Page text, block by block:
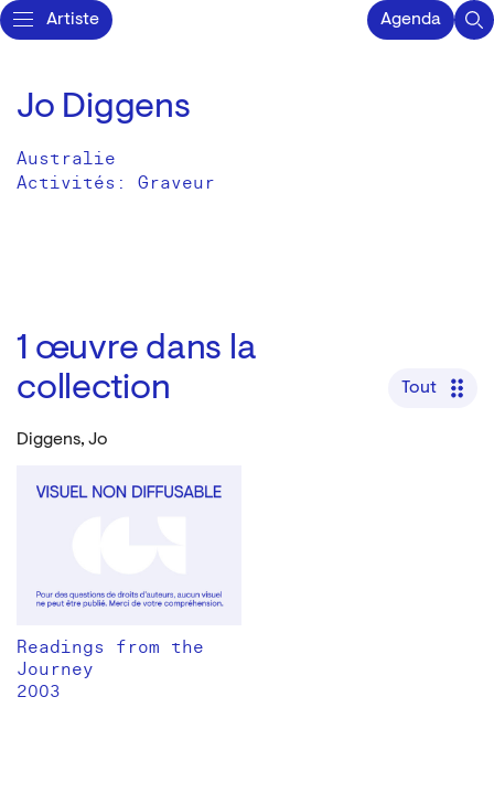
Artiste Agenda
Jo Diggens
Australie
Activités: Graveur
1 œuvre dans la
collection
Tout
Diggens, Jo
Readings from the
Journey
2003